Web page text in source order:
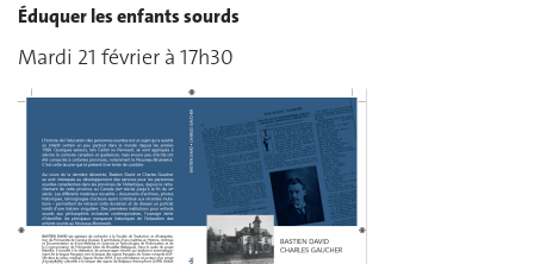
Éduquer les enfants sourds
Mardi 21 février à 17h30